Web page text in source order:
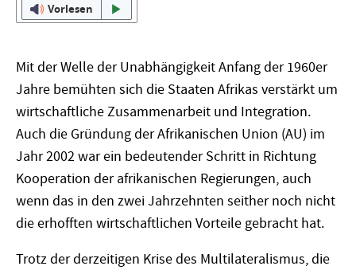
Vorlesen
Mit der Welle der Unabhängigkeit Anfang der 1960er
Jahre bemühten sich die Staaten Afrikas verstärkt um
wirtschaftliche Zusammenarbeit und Integration.
Auch die Gründung der Afrikanischen Union (AU) im
Jahr 2002 war ein bedeutender Schritt in Richtung
Kooperation der afrikanischen Regierungen, auch
wenn das in den zwei Jahrzehnten seither noch nicht
die erhofften wirtschaftlichen Vorteile gebracht hat.
Trotz der derzeitigen Krise des Multilateralismus, die